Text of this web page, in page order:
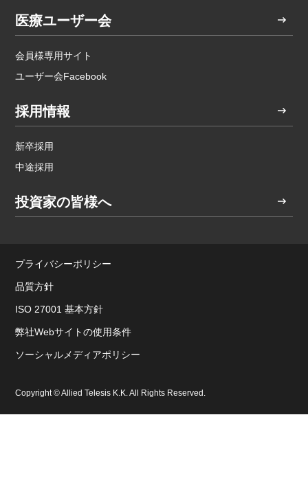
医療ユーザー会
会員様専用サイト
ユーザー会Facebook
採用情報
新卒採用
中途採用
投資家の皆様へ
プライバシーポリシー
品質方針
ISO 27001 基本方針
弊社Webサイトの使用条件
ソーシャルメディアポリシー
Copyright © Allied Telesis K.K. All Rights Reserved.